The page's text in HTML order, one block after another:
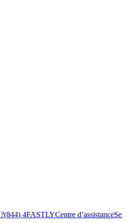
(844) 4FASTLYCentre d’assistanceSe